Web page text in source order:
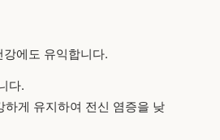
에도 유익합니다.
다.
게 유지하여 전신 염증을 낮